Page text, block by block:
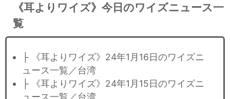
《耳よりワイズ》今日のワイズニュース一
覧
├ 《耳よりワイズ》24年1月16日のワイズニ
ュース一覧／台湾
├ 《耳よりワイズ》24年1月15日のワイズニ
ュース一覧／台湾